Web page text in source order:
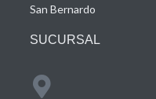
San Bernardo
SUCURSAL